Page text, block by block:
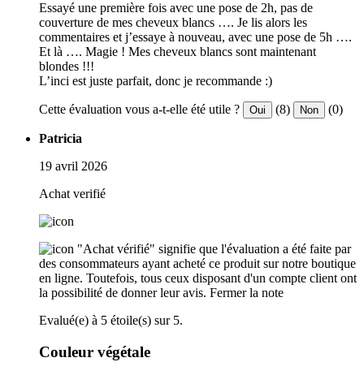
Essayé une première fois avec une pose de 2h, pas de
couverture de mes cheveux blancs …. Je lis alors les
commentaires et j’essaye à nouveau, avec une pose de 5h ….
Et là …. Magie ! Mes cheveux blancs sont maintenant
blondes !!!
L’inci est juste parfait, donc je recommande :)
Cette évaluation vous a-t-elle été utile ? Oui (8) Non (0)
Patricia
19 avril 2026
Achat verifié
"Achat vérifié" signifie que l'évaluation a été faite par
des consommateurs ayant acheté ce produit sur notre boutique
en ligne. Toutefois, tous ceux disposant d'un compte client ont
la possibilité de donner leur avis. Fermer la note
Evalué(e) à 5 étoile(s) sur 5.
Couleur végétale